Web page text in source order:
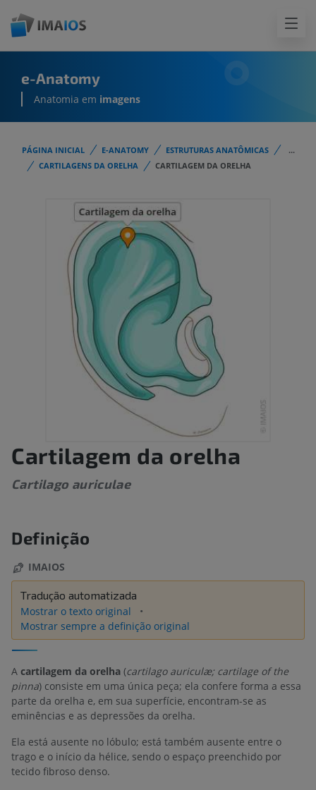
e-Anatomy
Anatomia em imagens
PÁGINA INICIAL E-ANATOMY ESTRUTURAS ANATÔMICAS
...
CARTILAGENS DA ORELHA
CARTILAGEM DA ORELHA
Cartilagem da orelha
Cartilago auriculae
Definição
IMAIOS
Tradução automatizada
Mostrar o texto original
Mostrar sempre a definição original
A cartilagem da orelha (cartilago auriculæ; cartilage of the
pinna) consiste em uma única peça; ela confere forma a essa
parte da orelha e, em sua superfície, encontram-se as
eminências e as depressões da orelha.
Ela está ausente no lóbulo; está também ausente entre o
trago e o início da hélice, sendo o espaço preenchido por
tecido fibroso denso.